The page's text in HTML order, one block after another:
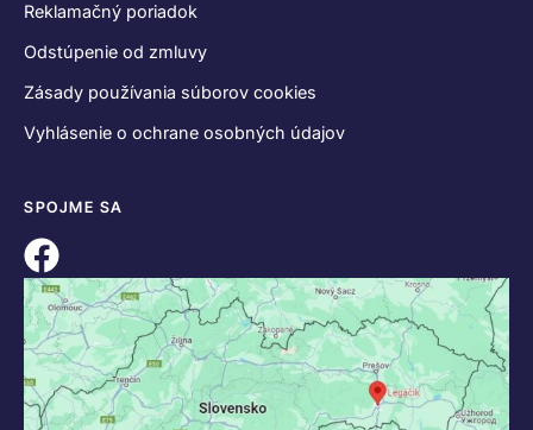
Reklamačný poriadok
Odstúpenie od zmluvy
Zásady používania súborov cookies
Vyhlásenie o ochrane osobných údajov
SPOJME SA